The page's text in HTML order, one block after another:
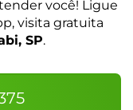
você! Ligue
visita gratuita
SP.